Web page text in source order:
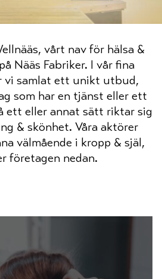
vårt nav för hälsa &
Nääs Fabriker. I vår fina
vi samlat ett unikt utbud,
som har en tjänst eller ett
ett eller annat sätt riktar sig
& skönhet. Våra aktörer
välmående i kropp & själ,
företagen nedan.